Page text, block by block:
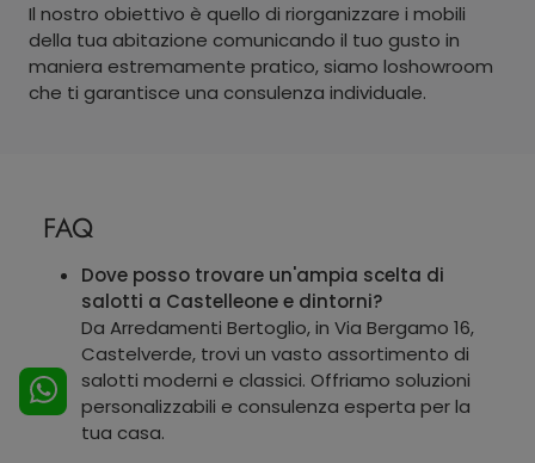
Il nostro obiettivo è quello di riorganizzare i mobili
della tua abitazione comunicando il tuo gusto in
maniera estremamente pratico, siamo loshowroom
che ti garantisce una consulenza individuale.
FAQ
Dove posso trovare un'ampia scelta di
salotti a Castelleone e dintorni?
Da Arredamenti Bertoglio, in Via Bergamo 16,
Castelverde, trovi un vasto assortimento di
salotti moderni e classici. Offriamo soluzioni
personalizzabili e consulenza esperta per la
tua casa.